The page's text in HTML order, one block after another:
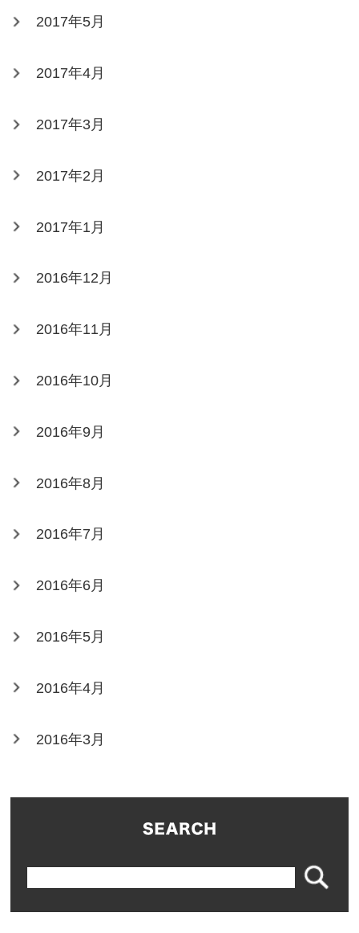
2017年5月
2017年4月
2017年3月
2017年2月
2017年1月
2016年12月
2016年11月
2016年10月
2016年9月
2016年8月
2016年7月
2016年6月
2016年5月
2016年4月
2016年3月